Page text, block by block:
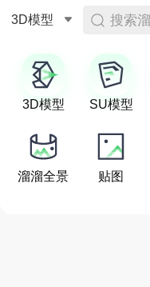
3D模型 搜索
3D模型 SU模型
溜溜全景 贴图